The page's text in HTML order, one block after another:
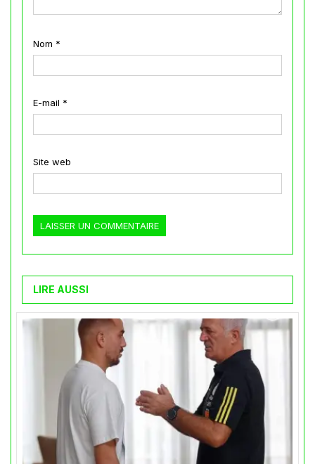
Nom *
E-mail *
Site web
LIRE AUSSI